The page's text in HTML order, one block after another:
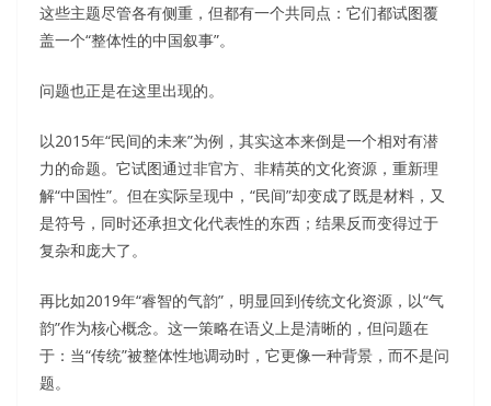
这些主题尽管各有侧重，但都有一个共同点：它们都试图覆
盖一个“整体性的中国叙事”。
问题也正是在这里出现的。
以2015年“民间的未来”为例，其实这本来倒是一个相对有潜
力的命题。它试图通过非官方、非精英的文化资源，重新理
解“中国性”。但在实际呈现中，“民间”却变成了既是材料，又
是符号，同时还承担文化代表性的东西；结果反而变得过于
复杂和庞大了。
再比如2019年“睿智的气韵”，明显回到传统文化资源，以“气
韵”作为核心概念。这一策略在语义上是清晰的，但问题在
于：当“传统”被整体性地调动时，它更像一种背景，而不是问
题。